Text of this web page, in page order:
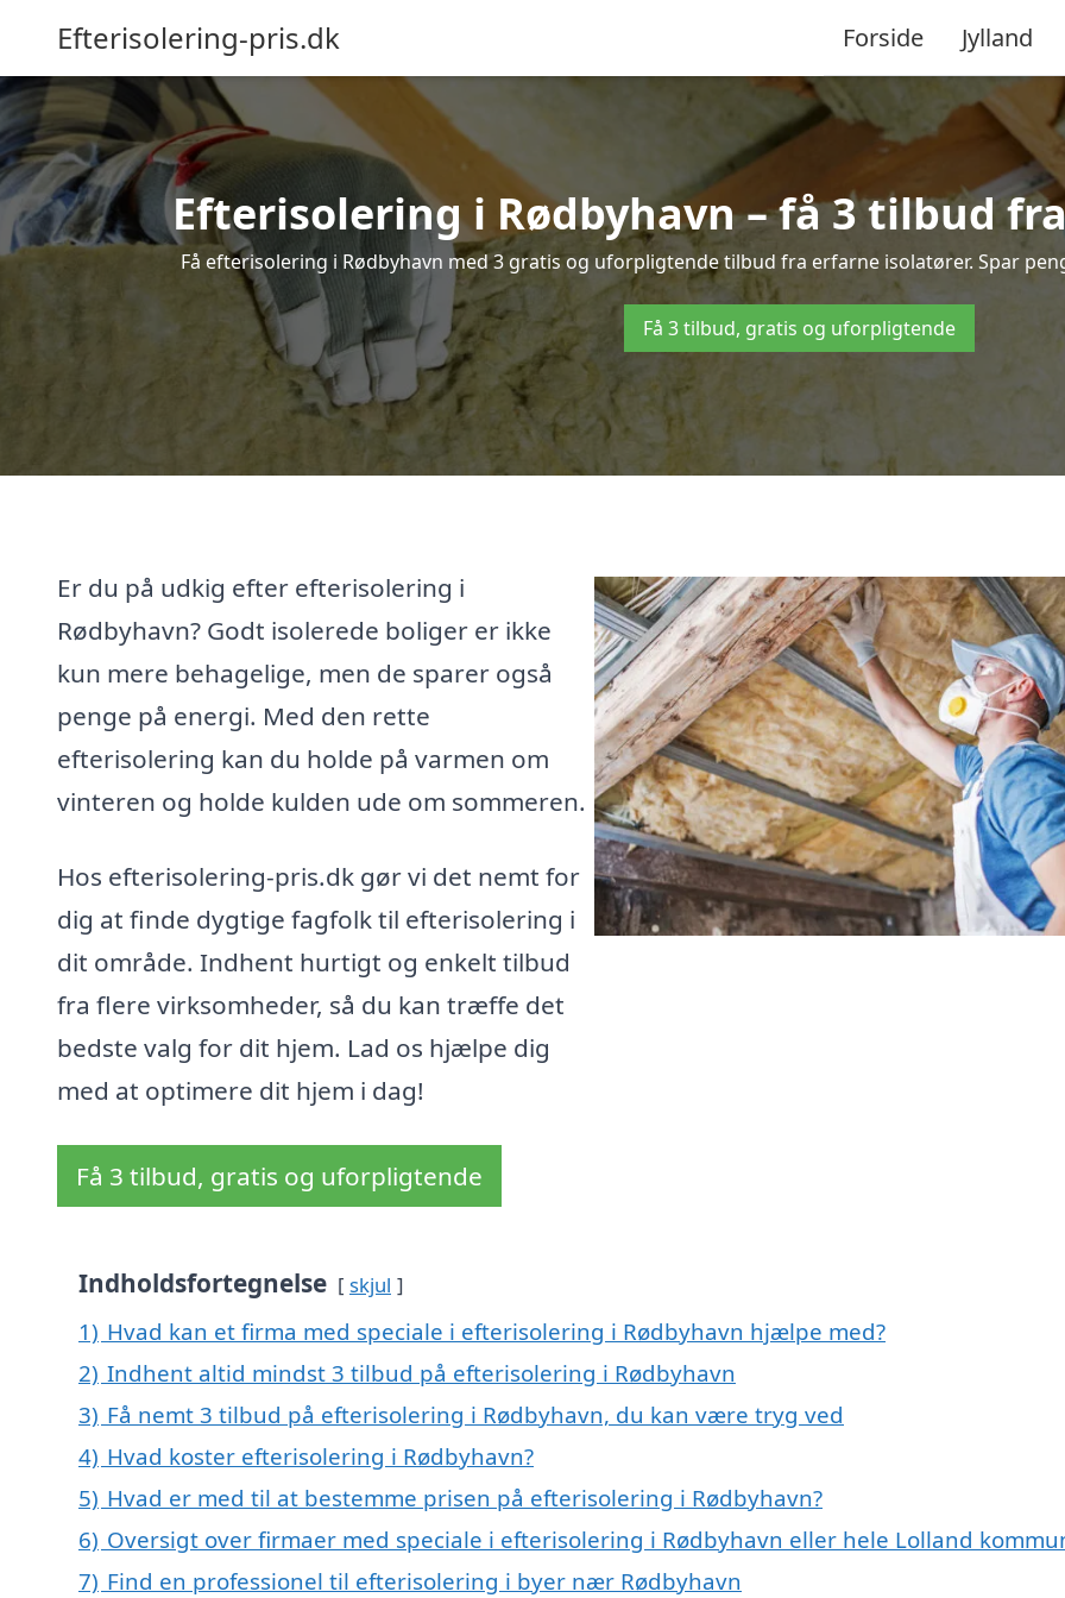
Efterisolering-pris.dk Forside Jylland
Efterisolering i Rødbyhavn – få 3 tilbud
Få efterisolering i Rødbyhavn med 3 gratis og uforpligtende tilbud fra erfarne isolatører. Spar
Få 3 tilbud, gratis og uforpligtende
Er du på udkig efter efterisolering i
Rødbyhavn? Godt isolerede boliger er ikke
kun mere behagelige, men de sparer også
penge på energi. Med den rette
efterisolering kan du holde på varmen om
vinteren og holde kulden ude om sommeren.
Hos efterisolering-pris.dk gør vi det nemt for
dig at finde dygtige fagfolk til efterisolering i
dit område. Indhent hurtigt og enkelt tilbud
fra flere virksomheder, så du kan træffe det
bedste valg for dit hjem. Lad os hjælpe dig
med at optimere dit hjem i dag!
Få 3 tilbud, gratis og uforpligtende
Indholdsfortegnelse skjul
1) Hvad kan et firma med speciale i efterisolering i Rødbyhavn hjælpe med?
2) Indhent altid mindst 3 tilbud på efterisolering i Rødbyhavn
3) Få nemt 3 tilbud på efterisolering i Rødbyhavn, du kan være tryg ved
4) Hvad koster efterisolering i Rødbyhavn?
5) Hvad er med til at bestemme prisen på efterisolering i Rødbyhavn?
6) Oversigt over firmaer med speciale i efterisolering i Rødbyhavn eller hele Lolland
7) Find en professionel til efterisolering i byer nær Rødbyhavn